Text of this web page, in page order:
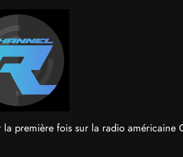
première fois sur la radio américaine